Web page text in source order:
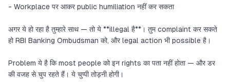
- Workplace पर आकर public humiliation नहीं कर सकता
अगर ये हो रहा है तुम्हारे साथ — तो ये **illegal है**। तुम complaint कर सकते
हो RBI Banking Ombudsman को, और legal action भी possible है।
Problem ये है कि most people को इन rights का पता नहीं होता — और डर
की वजह से चुप रहते हैं। ये चुप्पी तोड़नी होगी।